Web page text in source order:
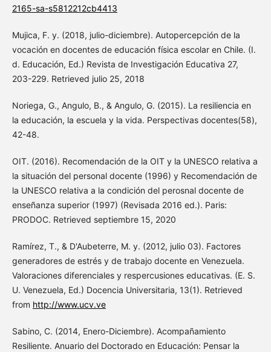
2165-sa-s5812212cb4413
Mujica, F. y. (2018, julio-diciembre). Autopercepción de la
vocación en docentes de educación física escolar en Chile. (I.
d. Educación, Ed.) Revista de Investigación Educativa 27,
203-229. Retrieved julio 25, 2018
Noriega, G., Angulo, B., & Angulo, G. (2015). La resiliencia en
la educación, la escuela y la vida. Perspectivas docentes(58),
42-48.
OIT. (2016). Recomendación de la OIT y la UNESCO relativa a
la situación del personal docente (1996) y Recomendación de
la UNESCO relativa a la condición del perosnal docente de
enseñanza superior (1997) (Revisada 2016 ed.). Paris:
PRODOC. Retrieved septiembre 15, 2020
Ramírez, T., & D'Aubeterre, M. y. (2012, julio 03). Factores
generadores de estrés y de trabajo docente en Venezuela.
Valoraciones diferenciales y respercusiones educativas. (E. S.
U. Venezuela, Ed.) Docencia Universitaria, 13(1). Retrieved
from http://www.ucv.ve
Sabino, C. (2014, Enero-Diciembre). Acompañamiento
Resiliente. Anuario del Doctorado en Educación: Pensar la